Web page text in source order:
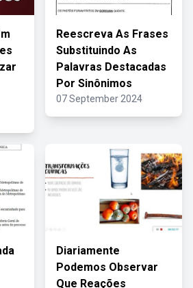
Reescreva As Frases
Substituindo As
Palavras Destacadas
Por Sinônimos
07 September 2024
Diariamente
Podemos Observar
Que Reações